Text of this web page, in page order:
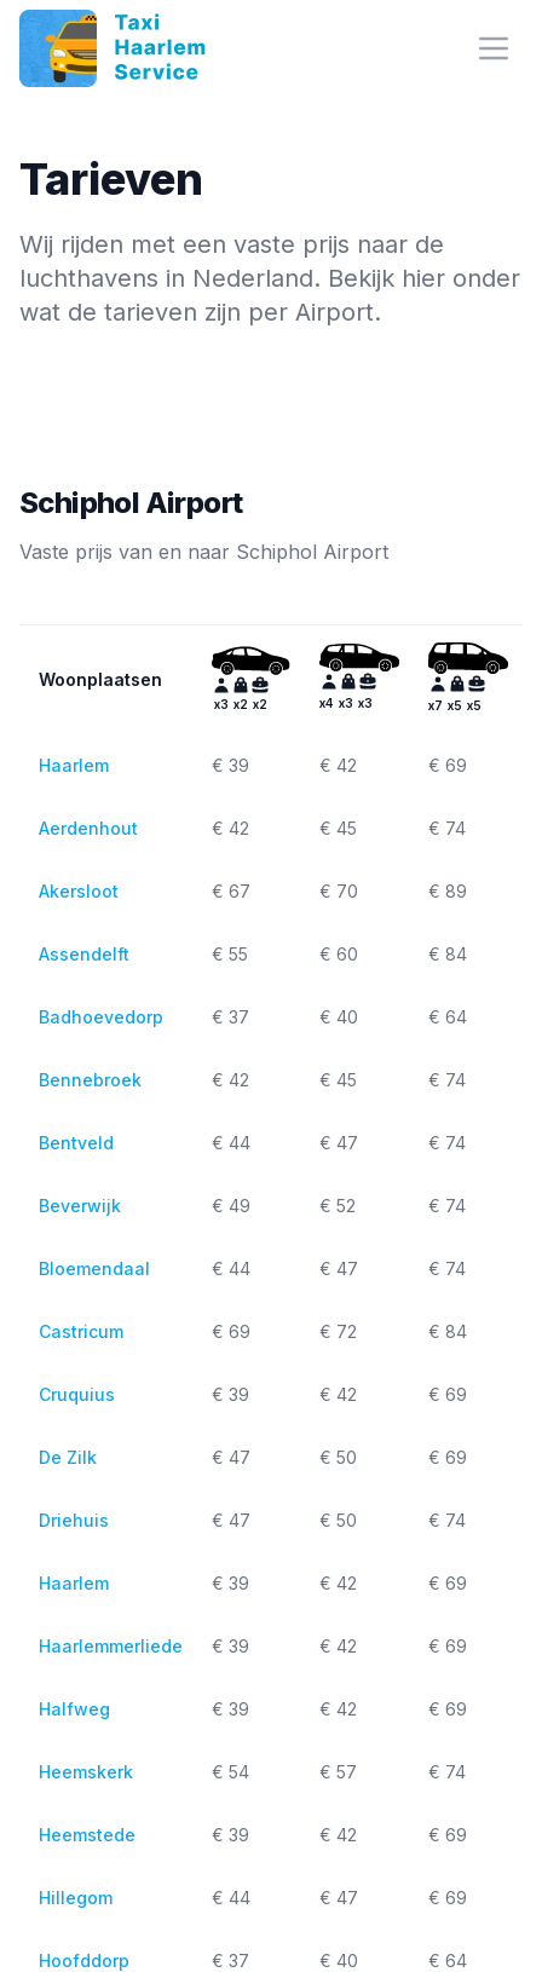
Tarieven
Wij rijden met een vaste prijs naar de
luchthavens in Nederland. Bekijk hier onder
wat de tarieven zijn per Airport.
Schiphol Airport
Vaste prijs van en naar Schiphol Airport
Woonplaatsen
x3 x2 x2 x4 x3 x3 x7 x5 x5
Haarlem € 39 € 42 € 69
Aerdenhout € 42 € 45 € 74
Akersloot € 67 € 70 € 89
Assendelft € 55 € 60 € 84
Badhoevedorp € 37 € 40 € 64
Bennebroek € 42 € 45 € 74
Bentveld € 44 € 47 € 74
Beverwijk € 49 € 52 € 74
Bloemendaal € 44 € 47 € 74
Castricum € 69 € 72 € 84
Cruquius € 39 € 42 € 69
De Zilk € 47 € 50 € 69
Driehuis € 47 € 50 € 74
Haarlem € 39 € 42 € 69
Haarlemmerliede € 39 € 42 € 69
Halfweg € 39 € 42 € 69
Heemskerk € 54 € 57 € 74
Heemstede € 39 € 42 € 69
Hillegom € 44 € 47 € 69
Hoofddorp € 37 € 40 € 64